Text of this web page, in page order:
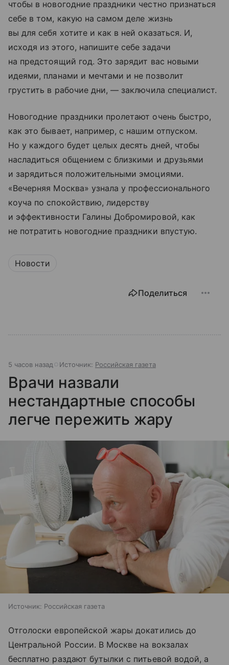
чтобы в новогодние праздники честно признаться
себе в том, какую на самом деле жизнь
вы для себя хотите и как в ней оказаться. И,
исходя из этого, напишите себе задачи
на предстоящий год. Это зарядит вас новыми
идеями, планами и мечтами и не позволит
грустить в рабочие дни, — заключила специалист.
Новогодние праздники пролетают очень быстро,
как это бывает, например, с нашим отпуском.
Но у каждого будет целых десять дней, чтобы
насладиться общением с близкими и друзьями
и зарядиться положительными эмоциями.
«Вечерняя Москва» узнала у профессионального
коуча по спокойствию, лидерству
и эффективности Галины Добромировой, как
не потратить новогодние праздники впустую.
Новости
Поделиться
5 часов назад Источник: Российская газета
Врачи назвали
нестандартные способы
легче пережить жару
Источник: Российская газета
Отголоски европейской жары докатились до
Центральной России. В Москве на вокзалах
бесплатно раздают бутылки с питьевой водой, а